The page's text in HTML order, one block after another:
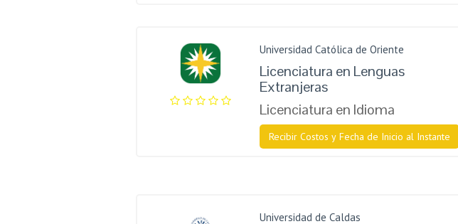
Universidad Católica de Oriente
Licenciatura en Lenguas
Extranjeras​​
Licenciatura en Idioma
Recibir Costos y Fecha de Inicio al Instante
Universidad de Caldas